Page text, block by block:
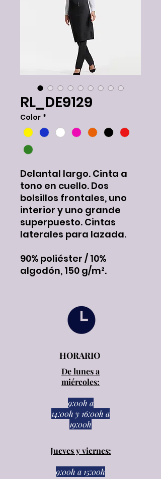
RL_DE9129
Color *
Delantal largo. Cinta a
tono en cuello. Dos
bolsillos frontales, uno
interior y uno grande
superpuesto. Cintas
laterales para lazada.
90% poliéster / 10%
algodón, 150 g/m².
HORARIO
De lunes a
miércoles:
9:00h a
14:00h y 16:00h a
19:00h
Jueves y viernes:
9:00h a 15:00h​​